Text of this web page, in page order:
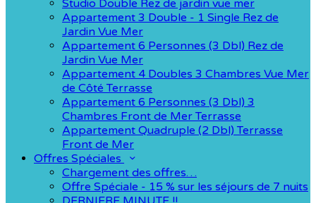
Studio Double Rez de jardin vue mer
Appartement 3 Double - 1 Single Rez de
Jardin Vue Mer
Appartement 6 Personnes (3 Dbl) Rez de
Jardin Vue Mer
Appartement 4 Doubles 3 Chambres Vue Mer
de Côté Terrasse
Appartement 6 Personnes (3 Dbl) 3
Chambres Front de Mer Terrasse
Appartement Quadruple (2 Dbl) Terrasse
Front de Mer
Offres Spéciales
Chargement des offres…
Offre Spéciale - 15 % sur les séjours de 7 nuits